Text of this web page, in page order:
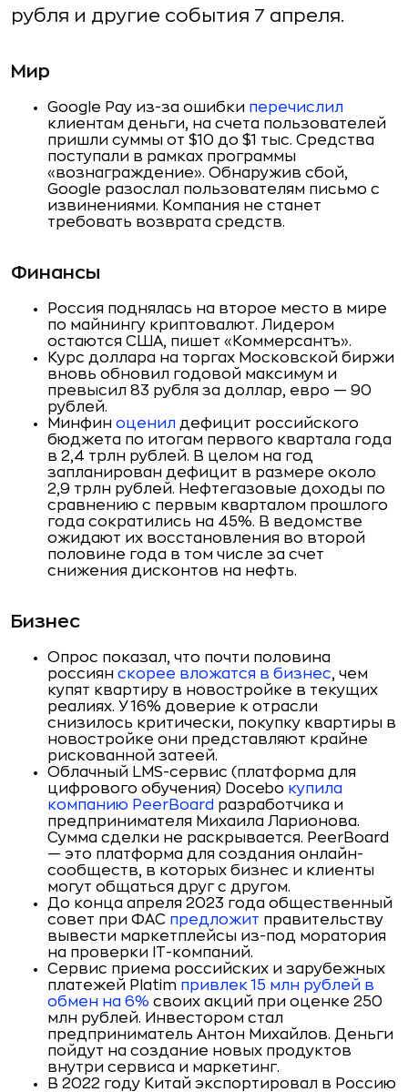
рубля и другие события 7 апреля.
Мир
Google Pay из-за ошибки перечислил
клиентам деньги, на счета пользователей
пришли суммы от $10 до $1 тыс. Средства
поступали в рамках программы
«вознаграждение». Обнаружив сбой,
Google разослал пользователям письмо с
извинениями. Компания не станет
требовать возврата средств.
Финансы
Россия поднялась на второе место в мире
по майнингу криптовалют. Лидером
остаются США, пишет «Коммерсантъ».
Курс доллара на торгах Московской биржи
вновь обновил годовой максимум и
превысил 83 рубля за доллар, евро — 90
рублей.
Минфин оценил дефицит российского
бюджета по итогам первого квартала года
в 2,4 трлн рублей. В целом на год
запланирован дефицит в размере около
2,9 трлн рублей. Нефтегазовые доходы по
сравнению с первым кварталом прошлого
года сократились на 45%. В ведомстве
ожидают их восстановления во второй
половине года в том числе за счет
снижения дисконтов на нефть.
Бизнес
Опрос показал, что почти половина
россиян скорее вложатся в бизнес, чем
купят квартиру в новостройке в текущих
реалиях. У 16% доверие к отрасли
снизилось критически, покупку квартиры в
новостройке они представляют крайне
рискованной затеей.
Облачный LMS-сервис (платформа для
цифрового обучения) Docebo купила
компанию PeerBoard разработчика и
предпринимателя Михаила Ларионова.
Сумма сделки не раскрывается. PeerBoard
— это платформа для создания онлайн-
сообществ, в которых бизнес и клиенты
могут общаться друг с другом.
До конца апреля 2023 года общественный
совет при ФАС предложит правительству
вывести маркетплейсы из-под моратория
на проверки IT-компаний.
Сервис приема российских и зарубежных
платежей Platim привлек 15 млн рублей в
обмен на 6% своих акций при оценке 250
млн рублей. Инвестором стал
предприниматель Антон Михайлов. Деньги
пойдут на создание новых продуктов
внутри сервиса и маркетинг.
В 2022 году Китай экспортировал в Россию